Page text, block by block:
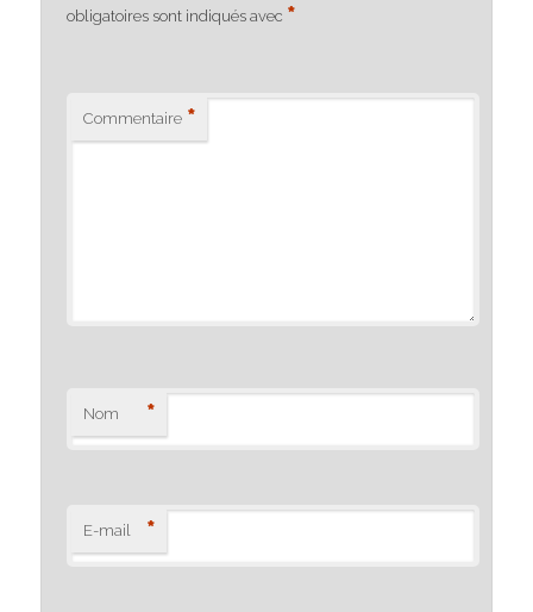
obligatoires sont indiqués avec *
Commentaire *
Nom *
E-mail *